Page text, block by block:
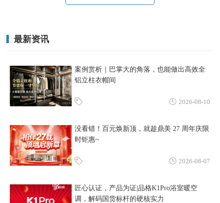
最新资讯
案例赏析｜巴掌大的角落，也能做出高效全
铝立柱衣帽间
2026-08-10
没看错！百元焕新顶，就趁鼎美 27 周年庆限
时钜惠~
2026-08-07
匠心认证，产品为证|品格K1Pro浴室暖空
调，解码国货标杆的硬核实力